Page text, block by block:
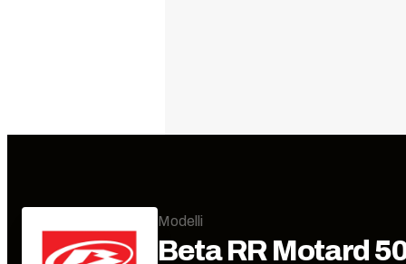
Modelli
Beta RR Motard